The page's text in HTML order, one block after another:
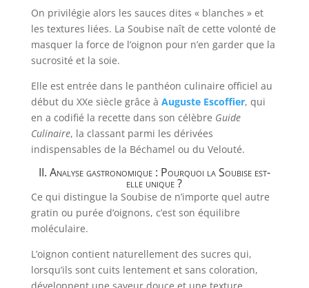
On privilégie alors les sauces dites « blanches » et
les textures liées. La Soubise naît de cette volonté de
masquer la force de l’oignon pour n’en garder que la
sucrosité et la soie.
Elle est entrée dans le panthéon culinaire officiel au
début du XXe siècle grâce à Auguste Escoffier, qui
en a codifié la recette dans son célèbre Guide
Culinaire, la classant parmi les dérivées
indispensables de la Béchamel ou du Velouté.
II. Analyse gastronomique : Pourquoi la Soubise est-
elle unique ?
Ce qui distingue la Soubise de n’importe quel autre
gratin ou purée d’oignons, c’est son équilibre
moléculaire.
L’oignon contient naturellement des sucres qui,
lorsqu’ils sont cuits lentement et sans coloration,